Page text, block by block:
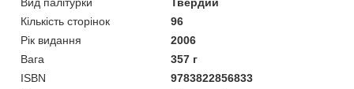
Кількість сторінок
96
Рік видання
2006
Вага
357 г
ISBN
9783822856833